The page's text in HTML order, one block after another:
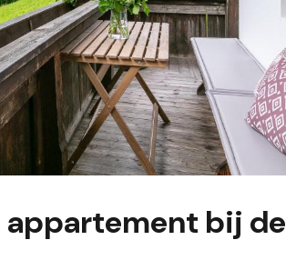
appartement bij de